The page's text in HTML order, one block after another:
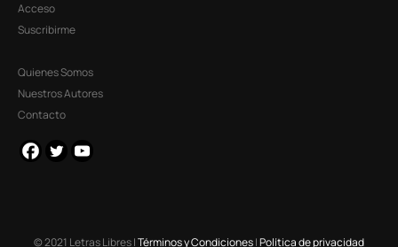
Acceso
Suscribirme
Quienes Somos
Nuestros Autores
Contacto
© 2021 Letras Libres |Términos y Condiciones|Política de privacidad